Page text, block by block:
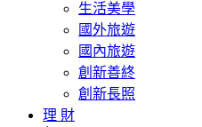
生活美學
國外旅遊
國內旅遊
創新善終
創新長照
理 財